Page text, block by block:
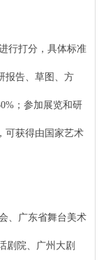
行打分，具体标准
报告、草图、方
；参加展览和研
可获得由国家艺术
、广东省舞台美术
剧院、广州大剧